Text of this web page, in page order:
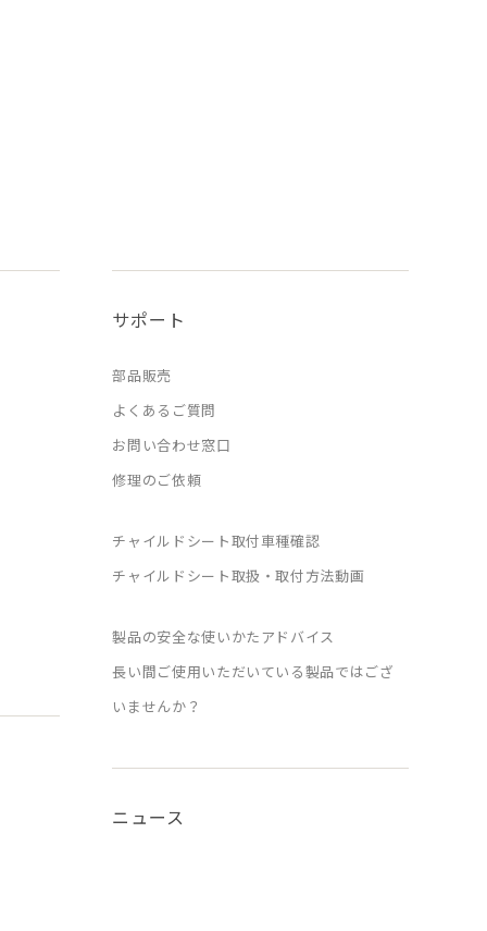
サポート
部品販売
よくあるご質問
お問い合わせ窓口
修理のご依頼
チャイルドシート取付車種確認
チャイルドシート取扱・取付方法動画
製品の安全な使いかたアドバイス
長い間ご使用いただいている製品ではござ
いませんか？
ニュース